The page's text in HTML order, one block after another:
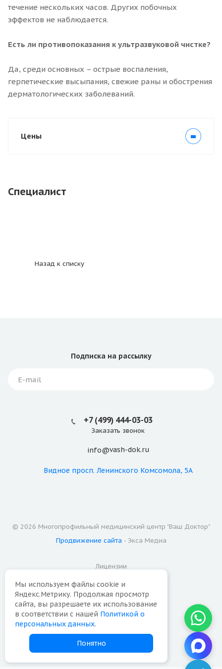
течение нескольких часов. Других побочных
эффектов не наблюдается.
Есть ли противопоказания к ультразвуковой чистке?
Да, среди основных – острые воспаления,
герпетические высыпания, свежие раны и обострения
дерматологических заболеваний.
Цены
Специалист
Назад к списку
Подписка на рассылку
+7 (499) 444-03-03
Заказать звонок
info@vash-dok.ru
Видное просп. Ленинского Комсомола, 5А
© 2026 Многопрофильный медицинский центр "Ваш Доктор"
Продвижение сайта - Экса Медиа
Лицензии
Надзорные органы
Карта сайта
Политика конфиденциальности
Мы используем файлы cookie и
Яндекс.Метрику. Продолжая просмотр
сайта, вы разрешаете их использование
в соответствии с нашей Политикой о
персональных данных.
Понятно